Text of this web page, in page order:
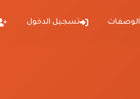
الوصفات تسجيل الدخول